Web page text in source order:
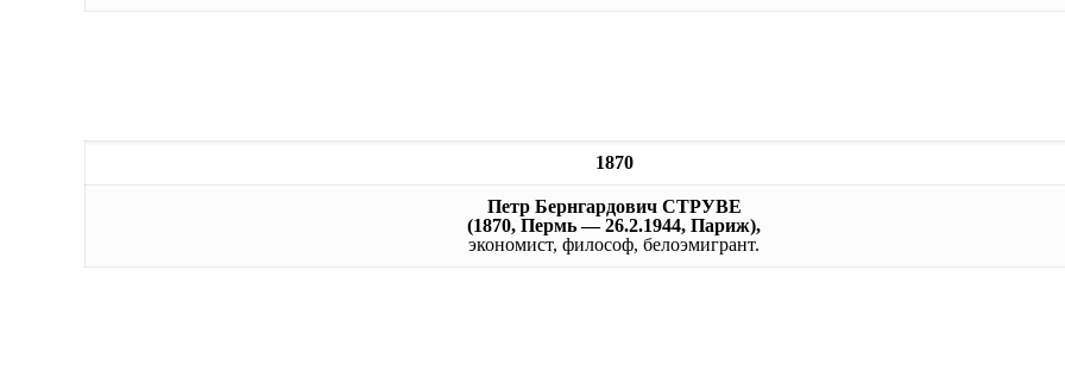
1870
Петр Бернгардович СТРУВЕ
(1870, Пермь — 26.2.1944, Париж),
экономист, философ, белоэмигрант.